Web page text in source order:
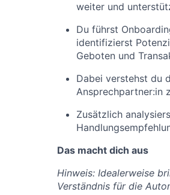
weiter und
Du führst
identifizierst
Geboten und
Dabei verstehst du
Ansprechpartner:in
Zusätzlich
Das macht dich aus
Hinweis: Idealerweise
Verständnis für die